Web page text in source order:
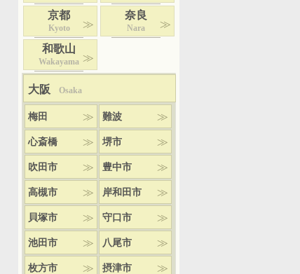
京都
Kyoto
奈良
Nara
和歌山
Wakayama
大阪 Osaka
梅田 難波
心斎橋 堺市
吹田市 豊中市
高槻市 岸和田市
貝塚市 守口市
池田市 八尾市
枚方市 摂津市